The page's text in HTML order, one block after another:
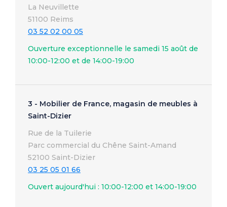
La Neuvillette
51100 Reims
03 52 02 00 05
Ouverture exceptionnelle le samedi 15 août de
10:00-12:00 et de 14:00-19:00
3 - Mobilier de France, magasin de meubles à
Saint-Dizier
Rue de la Tuilerie
Parc commercial du Chêne Saint-Amand
52100 Saint-Dizier
03 25 05 01 66
Ouvert aujourd'hui : 10:00-12:00 et 14:00-19:00